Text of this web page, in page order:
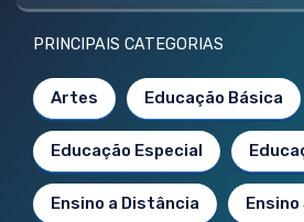
PRINCIPAIS CATEGORIAS
Artes Educação Básica
Educação Especial
Ensino a Distância